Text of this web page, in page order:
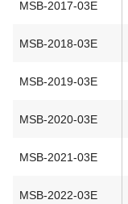
MSB-2017-03E
MSB-2018-03E
MSB-2019-03E
MSB-2020-03E
MSB-2021-03E
MSB-2022-03E